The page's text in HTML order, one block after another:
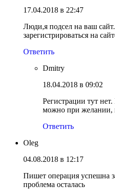
17.04.2018 в 22:47
Люди,я подсел на ваш
зарегистрироваться на
Ответить
Dmitry
18.04.2018 в 09:02
Регистрации тут
можно при желании,
Ответить
Oleg
04.08.2018 в 12:17
Пишет операция успешна
проблема осталась